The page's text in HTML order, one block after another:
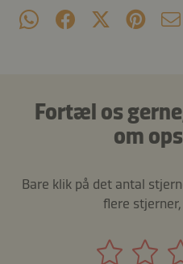
Fortæl os
om
Bare klik på det antal
flere